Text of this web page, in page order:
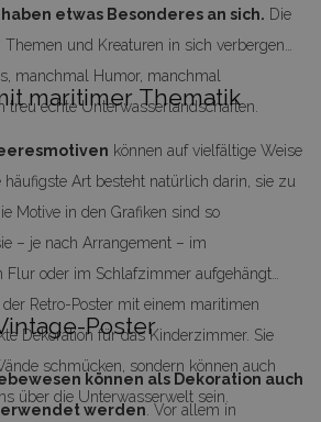
etwas Besonderes an sich. Die
und Kreaturen in sich verbergen
manchmal Humor, manchmal
treu echte Unterwasserlandschaften.
maritimer Thematik
können auf vielfältige Weise
Art besteht natürlich darin, sie zu
Motive in den Grafiken sind so
– je nach Arrangement – im
Flur oder im Schlafzimmer aufgehängt
Retro-Poster mit einem maritimen
Dekoration für das Kinderzimmer. Sie
schmücken, sondern können auch
über die Unterwasserwelt sein.
Poster
können als Dekoration auch
werden . Vor allem in